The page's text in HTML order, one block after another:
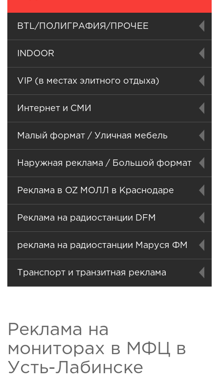
BTL/ПОЛИГРАФИЯ/ПРОЧЕЕ
INDOOR
VIP (в местах элитного отдыха)
Интернет и СМИ
Малый формат / Уличная мебель
Наружная реклама / Большой формат
Реклама в OZ МОЛЛ в Краснодаре
Реклама на радиостанции DFM
реклама на радиостанции Маруся ФМ
Транспорт и транзитная реклама
Реклама на
мониторах в МФЦ в
Усть-Лабинске